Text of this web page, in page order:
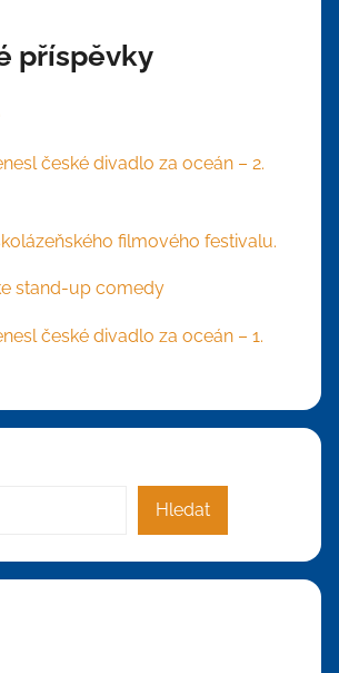
příspěvky
české divadlo za oceán – 2.
filmového festivalu.
stand-up comedy
české divadlo za oceán – 1.
Hledat